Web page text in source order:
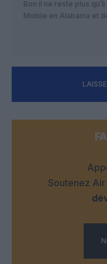
Bon il ne reste plus
Mobile en Alabama et
Soutenez